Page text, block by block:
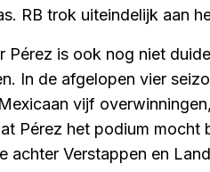
RB trok uiteindelijk aan
is ook nog niet
In de afgelopen vier
vijf
Pérez het podium mocht
achter Verstappen en